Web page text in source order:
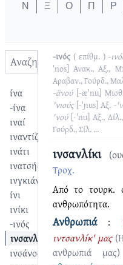
Ν
Ξ Ο Π Ρ
ίνα
-ίνα
ιναί
ιναντίζω
ινάτι
ινατσής
ινγκιάν
ίνι
ινίκι
-ινός
ινσανλίκι
ινσάνος
-ινός ( επίθμ. ) -
ˈnos] Ανακ., Αξ.,
Αραβαν., Γούρδ.,
-α̈νού [-æˈnu]
'νιούς [-ˈɲus] Αξ. -
'νού [-ˈnu] Αξ.,
Γούρδ., Σίλ. ...
ινσανλίκι
Τροχ.
Από το
ανθρωπότητα.
Ανθρωπιά :
ιντσανλίκ' μας
ανθρωπιά